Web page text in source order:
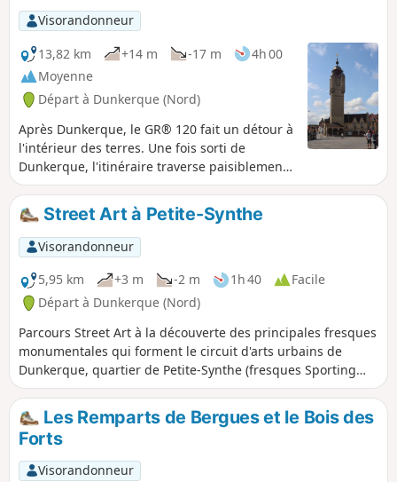
Visorandonneur
13,82 km
+14 m -17 m
4h 00
Moyenne
Départ à Dunkerque (Nord)
Après Dunkerque, le GR® 120 fait un détour à
l'intérieur des terres. Une fois sorti de
Dunkerque, l'itinéraire traverse paisiblement
le Bois des Forts et rejoint la jolie cité fortifiée
de Bergues avec ses canaux et ses vestiges
médiévaux. L'étape est assez courte, ce qui
laisse du temps pour flâner dans Bergues.
Street Art à Petite-Synthe
Visorandonneur
5,95 km
+3 m -2 m 1h 40
Facile
Départ à Dunkerque (Nord)
Parcours Street Art à la découverte des principales fresques
monumentales qui forment le circuit d'arts urbains de
Dunkerque, quartier de Petite-Synthe (fresques Sporting
Aviron, Mikko Uni, La Bastille, The World is Yours...).
Les Remparts de Bergues et le Bois des
Forts
Visorandonneur